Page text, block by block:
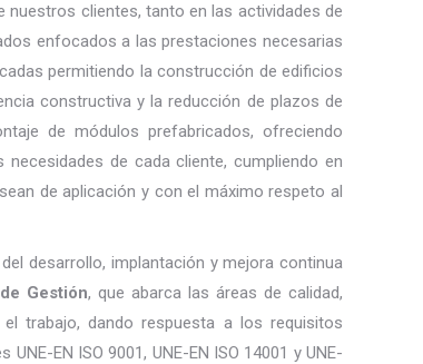
clientes, tanto en las actividades de
enfocados a las prestaciones necesarias
permitiendo la construcción de edificios
constructiva y la reducción de plazos de
de módulos prefabricados, ofreciendo
de cada cliente, cumpliendo en
de aplicación y con el máximo respeto al
desarrollo, implantación y mejora continua
Gestión, que abarca las áreas de calidad,
trabajo, dando respuesta a los requisitos
EN ISO 9001, UNE-EN ISO 14001 y UNE-